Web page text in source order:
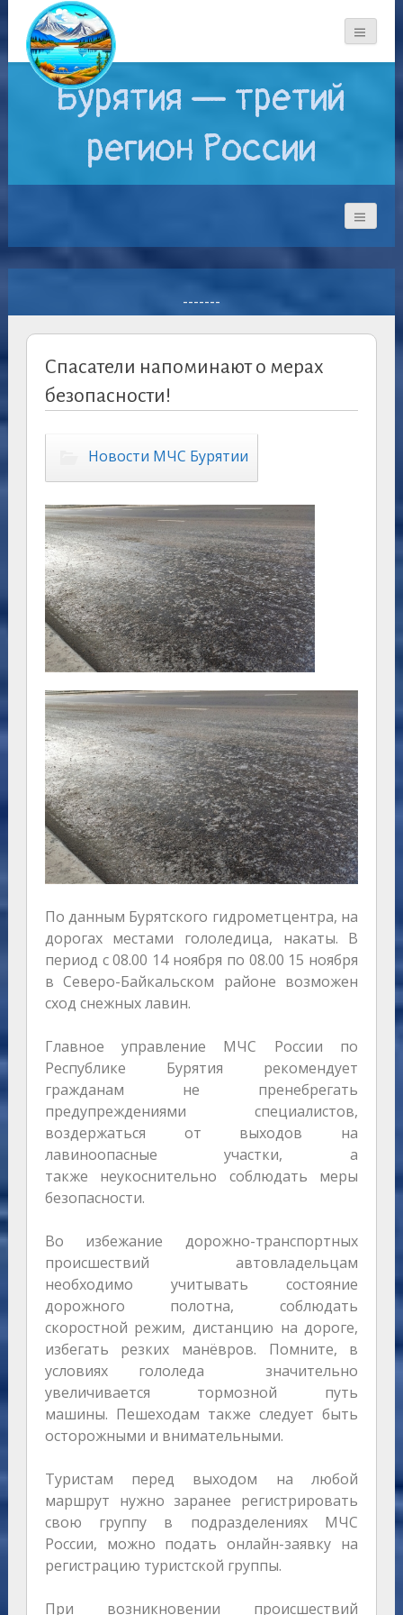
Бурятия — третий
регион России
-------
Спасатели напоминают о мерах
безопасности!
Новости МЧС Бурятии
По данным Бурятского гидрометцентра, на
дорогах местами гололедица, накаты. В
период с 08.00 14 ноября по 08.00 15 ноября
в Северо-Байкальском районе возможен
сход снежных лавин.
Главное управление МЧС России по
Республике Бурятия рекомендует
гражданам не пренебрегать
предупреждениями специалистов,
воздержаться от выходов на
лавиноопасные участки, а
также неукоснительно соблюдать меры
безопасности.
Во избежание дорожно-транспортных
происшествий автовладельцам
необходимо учитывать состояние
дорожного полотна, соблюдать
скоростной режим, дистанцию на дороге,
избегать резких манёвров. Помните, в
условиях гололеда значительно
увеличивается тормозной путь
машины. Пешеходам также следует быть
осторожными и внимательными.
Туристам перед выходом на любой
маршрут нужно заранее регистрировать
свою группу в подразделениях МЧС
России, можно подать онлайн-заявку на
регистрацию туристской группы.
При возникновении происшествий